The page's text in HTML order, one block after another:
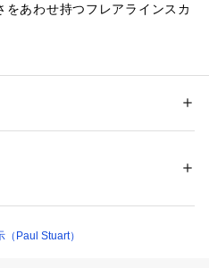
あわせ持つフレアラインスカ
見え感がありつつ、カットソ
心地をあわせ持っています。
の着用感のよさのあるスカー
エステル33% レーヨン33% 毛29%
Paul Stuart）